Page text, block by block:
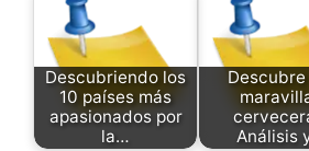
Descubriendo los
10 países más
apasionados por
la…
Análisis